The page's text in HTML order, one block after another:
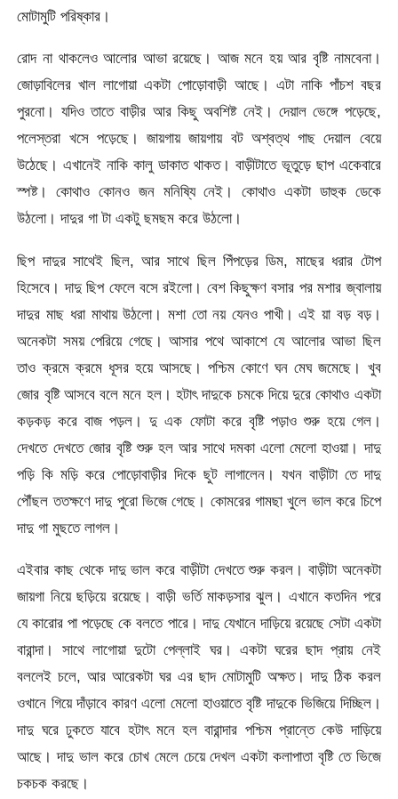
মোটামুটি পরিষ্কার।
রোদ না থাকলেও আলোর আভা রয়েছে। আজ মনে হয় আর বৃষ্টি নামবেনা।
জোড়াবিলের খাল লাগোয়া একটা পোড়োবাড়ী আছে। এটা নাকি পাঁচশ বছর
পুরনো। যদিও তাতে বাড়ীর আর কিছু অবশিষ্ট নেই। দেয়াল ভেঙ্গে পড়েছে,
পলেস্তরা খসে পড়েছে। জায়গায় জায়গায় বট অশ্বত্থ গাছ দেয়াল বেয়ে
উঠেছে। এখানেই নাকি কালু ডাকাত থাকত। বাড়ীটাতে ভূতুড়ে ছাপ একেবারে
স্পষ্ট। কোথাও কোনও জন মনিষ্যি নেই। কোথাও একটা ডাহুক ডেকে
উঠলো। দাদুর গা টা একটু ছমছম করে উঠলো।
ছিপ দাদুর সাথেই ছিল, আর সাথে ছিল পিঁপড়ের ডিম, মাছের ধরার টোপ
হিসেবে। দাদু ছিপ ফেলে বসে রইলো। বেশ কিছুক্ষণ বসার পর মশার জ্বালায়
দাদুর মাছ ধরা মাথায় উঠলো। মশা তো নয় যেনও পাখী। এই য়া বড় বড়।
অনেকটা সময় পেরিয়ে গেছে। আসার পথে আকাশে যে আলোর আভা ছিল
তাও ক্রমে ক্রমে ধূসর হয়ে আসছে। পশ্চিম কোণে ঘন মেঘ জমেছে। খুব
জোর বৃষ্টি আসবে বলে মনে হল। হটাৎ দাদুকে চমকে দিয়ে দুরে কোথাও একটা
কড়কড় করে বাজ পড়ল। দু এক ফোটা করে বৃষ্টি পড়াও শুরু হয়ে গেল।
দেখতে দেখতে জোর বৃষ্টি শুরু হল আর সাথে দমকা এলো মেলো হাওয়া। দাদু
পড়ি কি মড়ি করে পোড়োবাড়ীর দিকে ছুট লাগালেন। যখন বাড়ীটা তে দাদু
পৌঁছল ততক্ষণে দাদু পুরো ভিজে গেছে। কোমরের গামছা খুলে ভাল করে চিপে
দাদু গা মুছতে লাগল।
এইবার কাছ থেকে দাদু ভাল করে বাড়ীটা দেখতে শুরু করল। বাড়ীটা অনেকটা
জায়গা নিয়ে ছড়িয়ে রয়েছে। বাড়ী ভর্তি মাকড়সার ঝুল। এখানে কতদিন পরে
যে কারোর পা পড়েছে কে বলতে পারে। দাদু যেখানে দাড়িয়ে রয়েছে সেটা একটা
বারান্দা। সাথে লাগোয়া দুটো পেল্লাই ঘর। একটা ঘরের ছাদ প্রায় নেই
বললেই চলে, আর আরেকটা ঘর এর ছাদ মোটামুটি অক্ষত। দাদু ঠিক করল
ওখানে গিয়ে দাঁড়াবে কারণ এলো মেলো হাওয়াতে বৃষ্টি দাদুকে ভিজিয়ে দিচ্ছিল।
দাদু ঘরে ঢুকতে যাবে হটাৎ মনে হল বারান্দার পশ্চিম প্রান্তে কেউ দাড়িয়ে
আছে। দাদু ভাল করে চোখ মেলে চেয়ে দেখল একটা কলাপাতা বৃষ্টি তে ভিজে
চকচক করছে।